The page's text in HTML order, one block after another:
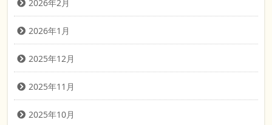
2026年2月
2026年1月
2025年12月
2025年11月
2025年10月